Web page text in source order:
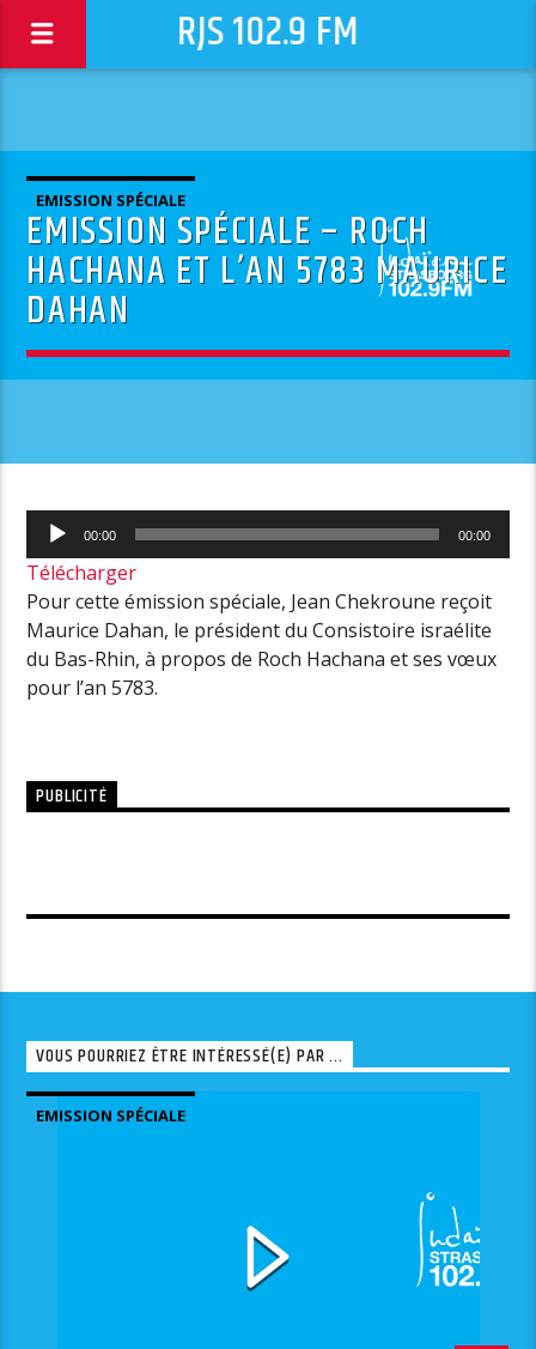
RJS 102.9 FM
EMISSION SPÉCIALE
EMISSION SPÉCIALE – ROCH
HACHANA ET L’AN 5783 MAURICE
DAHAN
Lecteur
audio
00:00 00:00
Télécharger
Pour cette émission spéciale, Jean Chekroune reçoit
Maurice Dahan, le président du Consistoire israélite
du Bas-Rhin, à propos de Roch Hachana et ses vœux
pour l’an 5783.
PUBLICITÉ
VOUS POURRIEZ ÊTRE INTÉRESSÉ(E) PAR ...
EMISSION SPÉCIALE